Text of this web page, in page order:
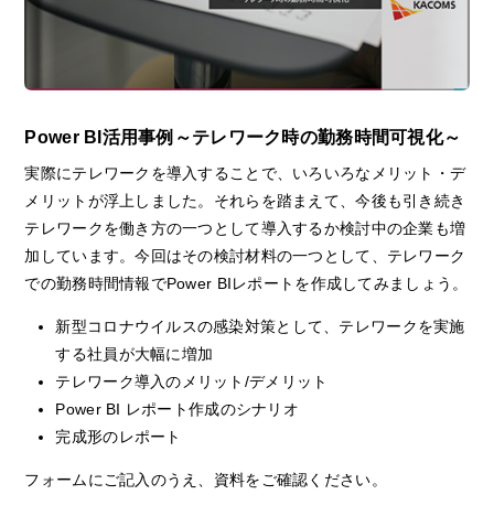
Power BI活用事例～テレワーク時の勤務時間可視化～
実際にテレワークを導入することで、いろいろなメリット・デ
メリットが浮上しました。それらを踏まえて、今後も引き続き
テレワークを働き方の一つとして導入するか検討中の企業も増
加しています。今回はその検討材料の一つとして、テレワーク
での勤務時間情報でPower BIレポートを作成してみましょう。
新型コロナウイルスの感染対策として、テレワークを実施
する社員が大幅に増加
テレワーク導入のメリット/デメリット
Power BI レポート作成のシナリオ
完成形のレポート
フォームにご記入のうえ、資料をご確認ください。